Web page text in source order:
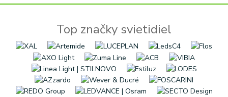
Top značky svietidiel